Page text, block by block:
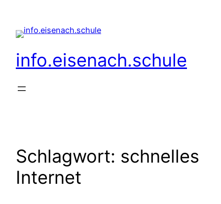
springen
info.eisenach.schule
Schlagwort: schnelles
Internet